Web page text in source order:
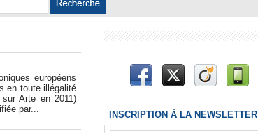
européens
en toute illégalité
Arte en 2011)
par...
INSCRIPTION À LA NEWSLETTER